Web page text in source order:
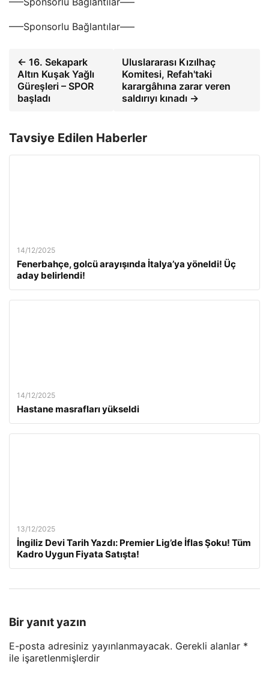
—–Sponsorlu Bağlantılar—–
← 16. Sekapark
Altın Kuşak Yağlı
Güreşleri – SPOR
başladı
Uluslararası Kızılhaç
Komitesi, Refah'taki
karargâhına zarar veren
saldırıyı kınadı →
Tavsiye Edilen Haberler
14/12/2025
Fenerbahçe, golcü arayışında İtalya’ya yöneldi! Üç
aday belirlendi!
14/12/2025
Hastane masrafları yükseldi
13/12/2025
İngiliz Devi Tarih Yazdı: Premier Lig’de İflas Şoku! Tüm
Kadro Uygun Fiyata Satışta!
Bir yanıt yazın
E-posta adresiniz yayınlanmayacak. Gerekli alanlar *
ile işaretlenmişlerdir